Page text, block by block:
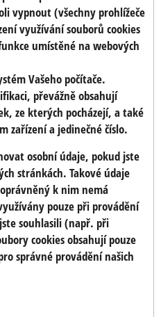
vypnout (všechny prohlížeče
využívání souborů cookies
umístěné na webových
Vašeho počítače.
převážně obsahují
ze kterých pocházejí, a také
zařízení a jedinečné číslo.
osobní údaje, pokud jste
stránkách. Takové údaje
k nim nemá
pouze při provádění
souhlasili (např. při
cookies obsahují pouze
správné provádění našich